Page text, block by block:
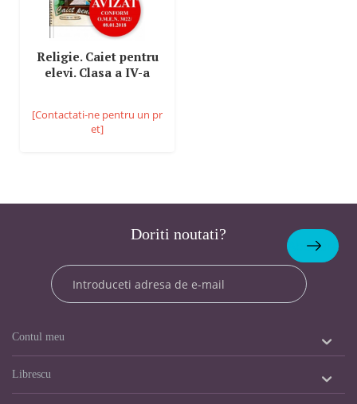
Religie. Caiet pentru
elevi. Clasa a IV-a
[Contactati-ne pentru un pr
et]
Doriti noutati?
Abonare
Contul meu
Librescu